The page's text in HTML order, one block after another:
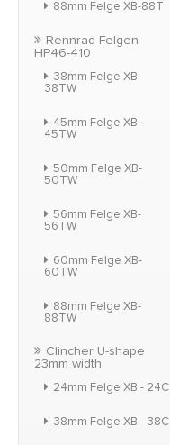
88mm Felge XB-88T
Rennrad Felgen
HP46-410
38mm Felge XB-
38TW
45mm Felge XB-
45TW
50mm Felge XB-
50TW
56mm Felge XB-
56TW
60mm Felge XB-
60TW
88mm Felge XB-
88TW
Clincher U-shape
23mm width
24mm Felge XB - 24C
38mm Felge XB - 38C